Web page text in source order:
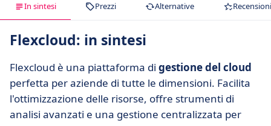
In sintesi Prezzi Alternative Recensioni
Flexcloud: in sintesi
Flexcloud è una piattaforma di gestione del cloud
perfetta per aziende di tutte le dimensioni. Facilita
l'ottimizzazione delle risorse, offre strumenti di
analisi avanzati e una gestione centralizzata per